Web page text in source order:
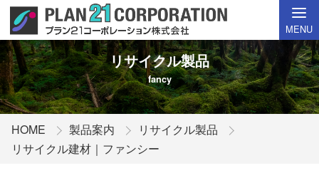
MENU
リサイクル製品
fancy
HOME 製品案内
リサイクル製品
リサイクル建材｜ファンシー